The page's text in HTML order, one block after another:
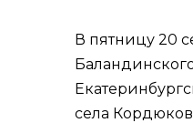
В пятницу 20
села